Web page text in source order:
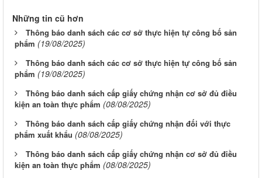
Những tin cũ hơn
Thông báo danh sách các cơ sở thực hiện tự công bố sản
phẩm (19/08/2025)
Thông báo danh sách các cơ sở thực hiện tự công bố sản
phẩm (19/08/2025)
Thông báo danh sách cấp giấy chứng nhận cơ sở đủ điều
kiện an toàn thực phẩm (08/08/2025)
Thông báo danh sách cấp giấy chứng nhận đối với thực
phẩm xuất khẩu (08/08/2025)
Thông báo danh sách cấp giấy chứng nhận cơ sở đủ điều
kiện an toàn thực phẩm (08/08/2025)